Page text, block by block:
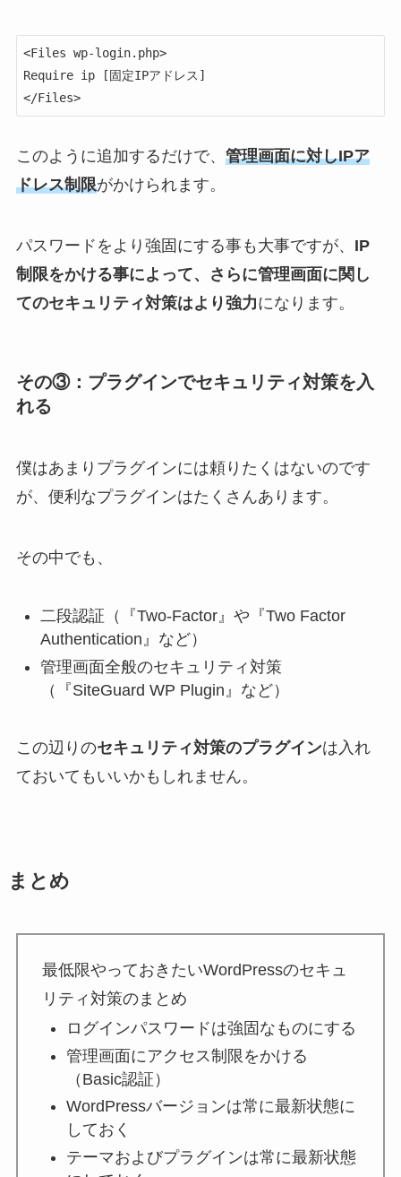
<Files wp-login.php>
Require ip [固定IPアドレス]
</Files>
このように追加するだけで、 管理画面に対しIPア
ドレス制限がかけられます。
パスワードをより強固にする事も大事ですが、 IP
制限をかける事によって、さらに管理画面に関し
てのセキュリティ対策はより強力になります。
その③：プラグインでセキュリティ対策を入
れる
僕はあまりプラグインには頼りたくはないのです
が、便利なプラグインはたくさんあります。
その中でも、
二段認証（『Two-Factor』や『Two Factor
Authentication』など）
管理画面全般のセキュリティ対策
（『SiteGuard WP Plugin』など）
この辺りのセキュリティ対策のプラグインは入れ
ておいてもいいかもしれません。
まとめ
最低限やっておきたいWordPressのセキュ
リティ対策のまとめ
ログインパスワードは強固なものにする
管理画面にアクセス制限をかける
（Basic認証）
WordPressバージョンは常に最新状態に
しておく
テーマおよびプラグインは常に最新状態